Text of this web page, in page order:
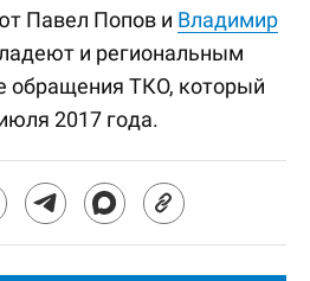
Павел Попов и Владимир
и региональным
обращения ТКО, который
2017 года.